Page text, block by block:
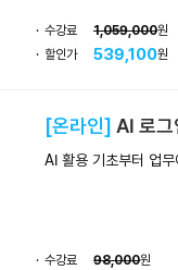
수강료 1,059,000원
할인가
539,100원
[온라인] AI 로그
AI 활용 기초부터 업
수강료 98,000원